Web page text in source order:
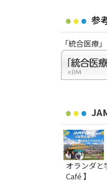
参
「統合医療
オランダと
Café 】